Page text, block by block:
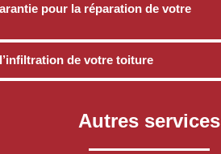
pour la réparation de votre
de votre toiture
Autres services